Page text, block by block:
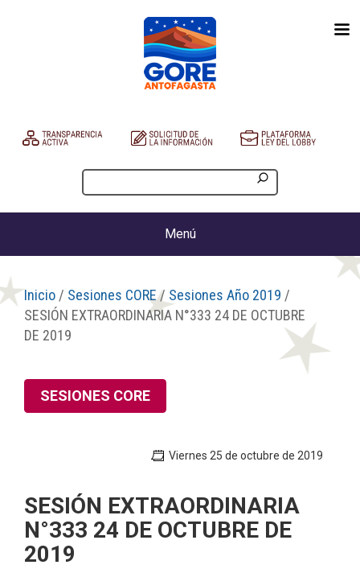
Menú
Inicio / Sesiones CORE/ Sesiones Año 2019 /
SESIÓN EXTRAORDINARIA N°333 24 DE OCTUBRE
DE 2019
SESIONES CORE
Viernes 25 de octubre de 2019
SESIÓN EXTRAORDINARIA
N°333 24 DE OCTUBRE DE
2019